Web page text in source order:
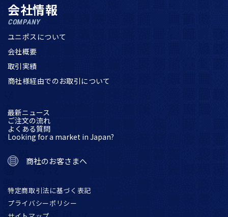
会社情報
COMPANY
ユニポスについて
会社概要
取引実績
商社様経由でのお取引について
最新ニュース
ご注文の流れ
よくある質問
Looking for a market in Japan?
商社のお客さまへ
特定商取引法に基づく表記
プライバシーポリシー